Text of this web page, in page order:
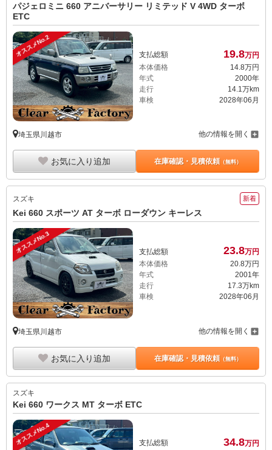
パジェロミニ 660 アニバーサリー リミテッド V 4WD ターボ
ETC
オススメNo.2 支払総額 19.8万円
本体価格
14. 8万円
年式
2000年
走行
14.1万km
車検
2028年06月
埼玉県川越市 他の情報を開く
お気に入り追加 在庫確認・見積依頼（無料）
スズキ 新着
Kei 660 スポーツ AT ターボ ローダウン キーレス
オススメNo.3 支払総額 23.8万円
本体価格
20.8万円
年式
2001年
走行
17.3万km
車検
2028年06月
埼玉県川越市 他の情報を開く
お気に入り追加 在庫確認・見積依頼（無料）
スズキ
Kei 660 ワークス MT ターボ ETC
オススメNo.4 支払総額 34.8万円